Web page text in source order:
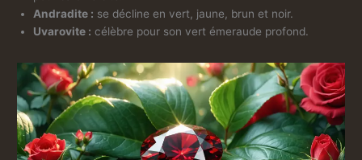
Andradite : se décline en vert, jaune, brun et noir.
Uvarovite : célèbre pour son vert émeraude profond.